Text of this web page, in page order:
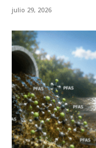
julio 29, 2026